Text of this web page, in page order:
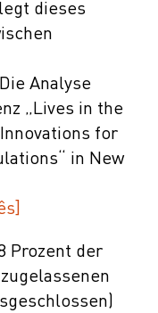
dieses
Analyse
„Lives in the
for
in New
Prozent der